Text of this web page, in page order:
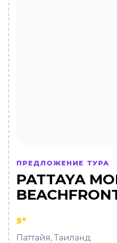
ПРЕДЛОЖЕНИЕ ТУРА
PATTAYA
5*
Паттайя, Таиланд